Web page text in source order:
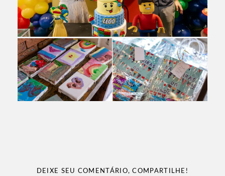
DEIXE SEU COMENTÁRIO, COMPARTILHE!